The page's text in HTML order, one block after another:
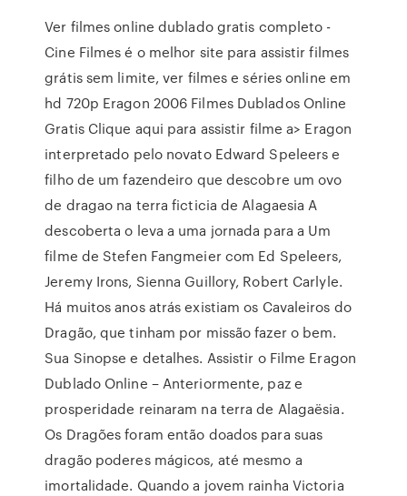
Ver filmes online dublado gratis completo -
Cine Filmes é o melhor site para assistir filmes
grátis sem limite, ver filmes e séries online em
hd 720p Eragon 2006 Filmes Dublados Online
Gratis Clique aqui para assistir filme a> Eragon
interpretado pelo novato Edward Speleers e
filho de um fazendeiro que descobre um ovo
de dragao na terra ficticia de Alagaesia A
descoberta o leva a uma jornada para a Um
filme de Stefen Fangmeier com Ed Speleers,
Jeremy Irons, Sienna Guillory, Robert Carlyle.
Há muitos anos atrás existiam os Cavaleiros do
Dragão, que tinham por missão fazer o bem.
Sua Sinopse e detalhes. Assistir o Filme Eragon
Dublado Online – Anteriormente, paz e
prosperidade reinaram na terra de Alagaësia.
Os Dragões foram então doados para suas
dragão poderes mágicos, até mesmo a
imortalidade. Quando a jovem rainha Victoria